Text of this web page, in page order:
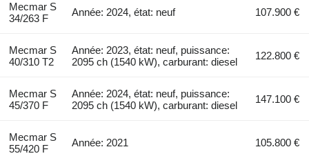
Mecmar S
34/263 F
Année: 2024, état: neuf 107.900 €
Mecmar S
40/310 T2
Année: 2023, état: neuf, puissance:
2095 ch (1540 kW), carburant: diesel
122.800 €
Mecmar S
45/370 F
Année: 2024, état: neuf, puissance:
2095 ch (1540 kW), carburant: diesel
147.100 €
Mecmar S
55/420 F
Année: 2021 105.800 €